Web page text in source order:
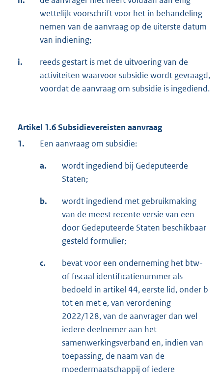
wettelijk voorschrift voor het in behandeling
nemen van de aanvraag op de uiterste datum
van indiening;
i.
reeds gestart is met de uitvoering van de
activiteiten waarvoor subsidie wordt gevraagd,
voordat de aanvraag om subsidie is ingediend.
Artikel 1.6 Subsidievereisten aanvraag
1.
Een aanvraag om subsidie:
a.
wordt ingediend bij Gedeputeerde
Staten;
b.
wordt ingediend met gebruikmaking
van de meest recente versie van een
door Gedeputeerde Staten beschikbaar
gesteld formulier;
c.
bevat voor een onderneming het btw-
of fiscaal identificatienummer als
bedoeld in artikel 44, eerste lid, onder b
tot en met e, van verordening
2022/128, van de aanvrager dan wel
iedere deelnemer aan het
samenwerkingsverband en, indien van
toepassing, de naam van de
moedermaatschappij of iedere